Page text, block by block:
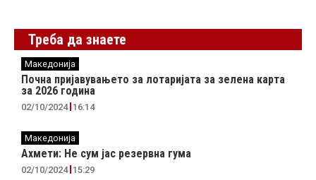
Треба да знаете
Македонија
Почна пријавувањето за лотаријата за зелена карта
за 2026 година
02/10/2024 16:14
Македонија
Ахмети: Не сум јас резервна гума
02/10/2024 15:29